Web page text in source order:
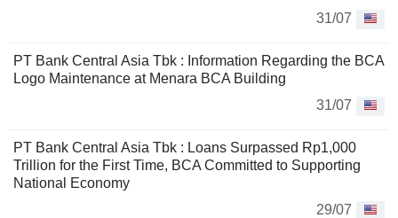
31/07
PT Bank Central Asia Tbk : Information Regarding the BCA
Logo Maintenance at Menara BCA Building
31/07
PT Bank Central Asia Tbk : Loans Surpassed Rp1,000
Trillion for the First Time, BCA Committed to Supporting
National Economy
29/07